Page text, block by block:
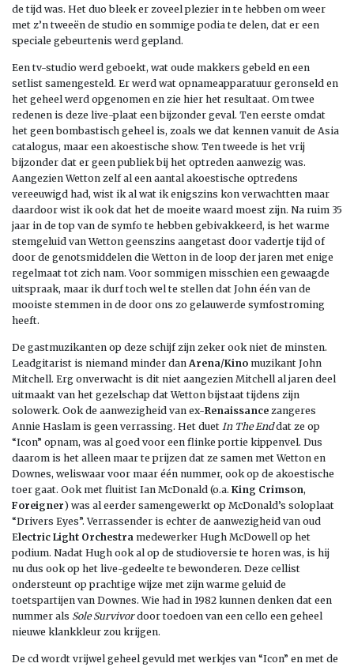
de tijd was. Het duo bleek er zoveel plezier in te hebben om weer
met z’n tweeën de studio en sommige podia te delen, dat er een
speciale gebeurtenis werd gepland.
Een tv-studio werd geboekt, wat oude makkers gebeld en een
setlist samengesteld. Er werd wat opnameapparatuur geronseld en
het geheel werd opgenomen en zie hier het resultaat. Om twee
redenen is deze live-plaat een bijzonder geval. Ten eerste omdat
het geen bombastisch geheel is, zoals we dat kennen vanuit de Asia
catalogus, maar een akoestische show. Ten tweede is het vrij
bijzonder dat er geen publiek bij het optreden aanwezig was.
Aangezien Wetton zelf al een aantal akoestische optredens
vereeuwigd had, wist ik al wat ik enigszins kon verwachtten maar
daardoor wist ik ook dat het de moeite waard moest zijn. Na ruim 35
jaar in de top van de symfo te hebben gebivakkeerd, is het warme
stemgeluid van Wetton geenszins aangetast door vadertje tijd of
door de genotsmiddelen die Wetton in de loop der jaren met enige
regelmaat tot zich nam. Voor sommigen misschien een gewaagde
uitspraak, maar ik durf toch wel te stellen dat John één van de
mooiste stemmen in de door ons zo gelauwerde symfostroming
heeft.
De gastmuzikanten op deze schijf zijn zeker ook niet de minsten.
Leadgitarist is niemand minder dan Arena/Kino muzikant John
Mitchell. Erg onverwacht is dit niet aangezien Mitchell al jaren deel
uitmaakt van het gezelschap dat Wetton bijstaat tijdens zijn
solowerk. Ook de aanwezigheid van ex-Renaissance zangeres
Annie Haslam is geen verrassing. Het duet In The Enddat ze op
“Icon” opnam, was al goed voor een flinke portie kippenvel. Dus
daarom is het alleen maar te prijzen dat ze samen met Wetton en
Downes, weliswaar voor maar één nummer, ook op de akoestische
toer gaat. Ook met fluitist Ian McDonald (o.a. King Crimson,
Foreigner) was al eerder samengewerkt op McDonald’s soloplaat
“Drivers Eyes”. Verrassender is echter de aanwezigheid van oud
Electric Light Orchestra medewerker Hugh McDowell op het
podium. Nadat Hugh ook al op de studioversie te horen was, is hij
nu dus ook op het live-gedeelte te bewonderen. Deze cellist
ondersteunt op prachtige wijze met zijn warme geluid de
toetspartijen van Downes. Wie had in 1982 kunnen denken dat een
nummer als Sole Survivordoor toedoen van een cello een geheel
nieuwe klankkleur zou krijgen.
De cd wordt vrijwel geheel gevuld met werkjes van “Icon” en met de